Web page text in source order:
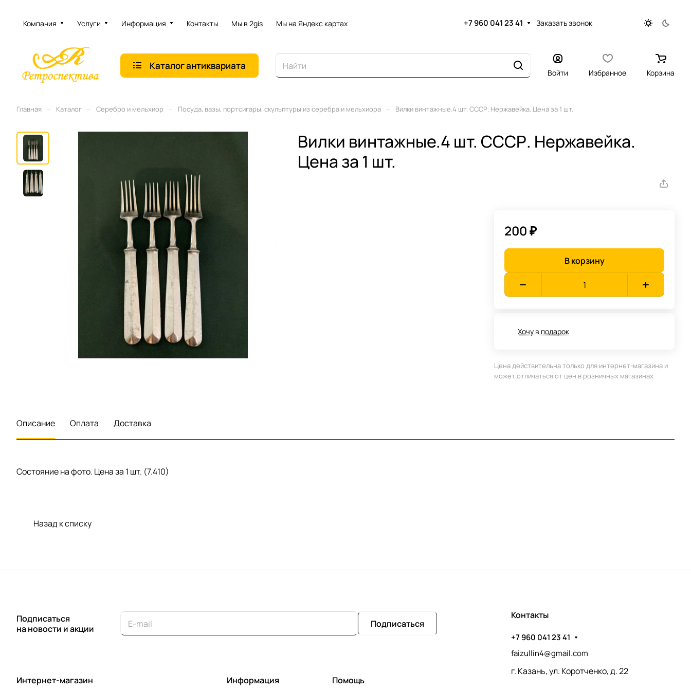
Компания Услуги Информация Контакты Мы в 2gis Мы на Яндекс картах +7 960 041 23 41 Заказать звонок
Каталог антиквариата
Войти Избранное Корзина
Главная Каталог Серебро и мельхиор Посуда, вазы, портсигары, скульптуры из серебра и мельхиора Вилки винтажные.4 шт. СССР. Нержавейка. Цена за 1 шт.
Вилки винтажные.4 шт. СССР. Нержавейка.
Цена за 1 шт.
200 ₽
В корзину
Хочу в подарок
Цена действительна только для интернет-магазина и
может отличаться от цен в розничных магазинах
Описание Оплата Доставка
Состояние на фото. Цена за 1 шт. (7.410)
Назад к списку
Подписаться
на новости и акции
Подписаться
Интернет-магазин Информация Помощь
Контакты
+7 960 041 23 41
faizullin4@gmail.com
г. Казань, ул. Коротченко, д. 22